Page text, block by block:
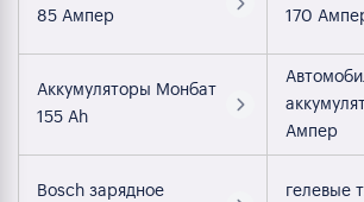
85 Ампер
170
Аккумуляторы Монбат
155 Ah
Ампер
Bosch зарядное
гелевые